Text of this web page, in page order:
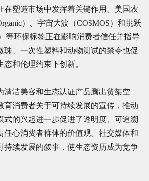
在塑造市场中发挥着关键作用。美国农
）、宇宙大波（COSMOS）和跳跃
等环保标签正在影响消费者信任并指导
珠、一次性塑料和动物测试的禁令也促
和伦理约束下创新。
清洁美容和生态认证产品腾出货架空
育消费者关于可持续发展的宣传，推动
式的兴起进一步促进了透明度、可追溯
任心消费者群体的价值观。社交媒体和
持续发展的叙事，使生态资历成为竞争